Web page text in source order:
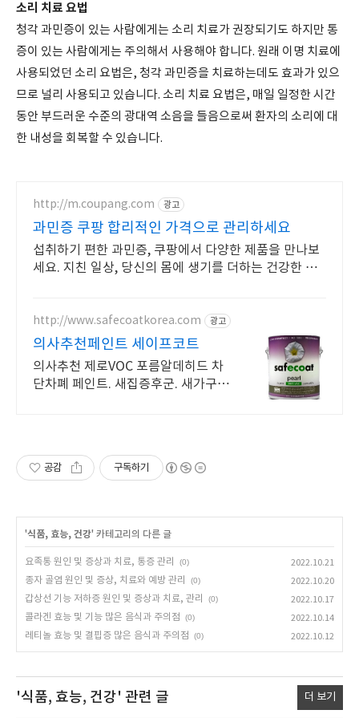
소리 치료 요법
청각 과민증이 있는 사람에게는 소리 치료가 권장되기도 하지만 통
증이 있는 사람에게는 주의해서 사용해야 합니다. 원래 이명 치료에
사용되었던 소리 요법은, 청각 과민증을 치료하는데도 효과가 있으
므로 널리 사용되고 있습니다. 소리 치료 요법은, 매일 일정한 시간
동안 부드러운 수준의 광대역 소음을 들음으로써 환자의 소리에 대
한 내성을 회복할 수 있습니다.
http://m.coupang.com 광고
과민증 쿠팡 합리적인 가격으로 관리하세요
섭취하기 편한 과민증, 쿠팡에서 다양한 제품을 만나보
세요. 지친 일상, 당신의 몸에 생기를 더하는 건강한 선
http://www.safecoatkorea.com 광고
의사추천페인트 세이프코트
의사추천 제로VOC 포름알데히드 차
단차폐 페인트. 새집증후군. 새가구증
공감 구독하기
'식품, 효능, 건강' 카테고리의 다른 글
요족통 원인 및 증상과 치료, 통증 관리 (0)
2022.10.21
종자 골염 원인 및 증상, 치료와 예방 관리
(0)
2022.10.20
갑상선 기능 저하증 원인 및 증상과 치료, 관리
(0)
2022.10.17
콜라겐 효능 및 기능 많은 음식과 주의점
(0)
2022.10.14
레티놀 효능 및 결핍증 많은 음식과 주의점
(0) 2022.10.12
'식품, 효능, 건강' 관련 글 더 보기